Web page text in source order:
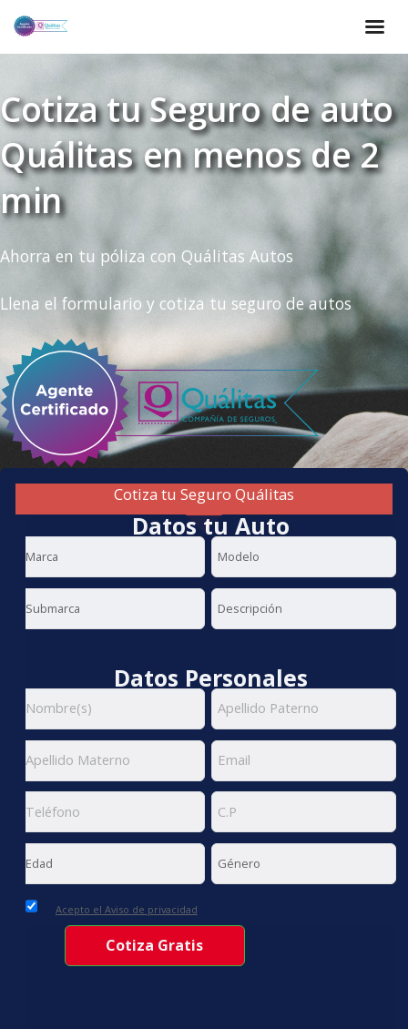
Cotiza tu Seguro de auto
Quálitas en menos de 2
min
Ahorra en tu póliza con Quálitas Autos
Llena el formulario y cotiza tu seguro de autos
Cotiza tu Seguro Quálitas
Datos tu Auto
Datos Personales
Acepto el Aviso de privacidad